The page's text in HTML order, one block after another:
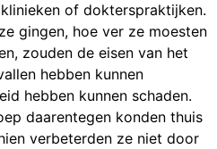
of dokterspraktijken.
gingen, hoe ver ze moesten
zouden de eisen van het
hebben kunnen
hebben kunnen schaden.
daarentegen konden thuis
verbeterden ze niet door